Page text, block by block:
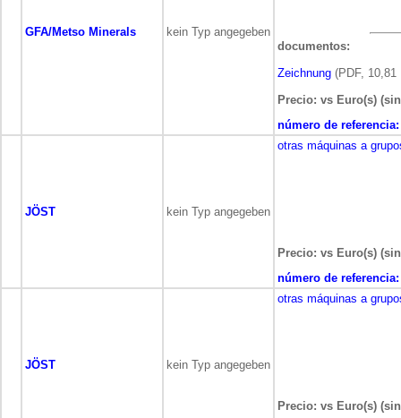
GFA/Metso Minerals kein Typ angegeben
documentos:
Zeichnung (PDF, 10,81
Precio: vs Euro(s)
número de referencia:
JÖST kein Typ angegeben
otras máquinas a
Precio: vs Euro(s)
número de referencia:
JÖST kein Typ angegeben
otras máquinas a
Precio: vs Euro(s)